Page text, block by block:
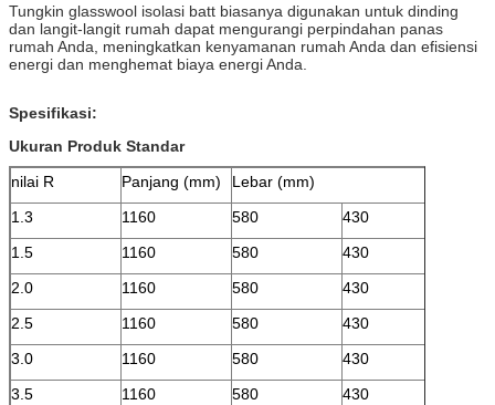
Tungkin glasswool isolasi batt biasanya digunakan untuk dinding
dan langit-langit rumah dapat mengurangi perpindahan panas
rumah Anda, meningkatkan kenyamanan rumah Anda dan efisiensi
energi dan menghemat biaya energi Anda.
Spesifikasi:
Ukuran Produk Standar
nilai R
Panjang (mm)
Lebar (mm)
1.3
1160 580
430
1.5
1160 580
430
2.0
1160 580
430
2.5
1160 580
430
3.0
1160 580
430
3.5
1160 580
430